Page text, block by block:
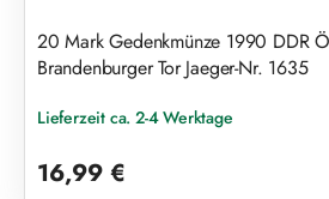
20 Mark Gedenkmünze 1990 DDR
Brandenburger Tor Jaeger-Nr. 1635
Lieferzeit ca. 2-4 Werktage
16,99 €